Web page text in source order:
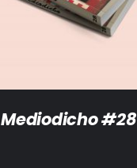
Mediodicho #28